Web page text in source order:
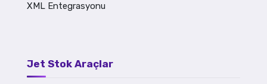
XML Entegrasyonu
Jet Stok Araçlar